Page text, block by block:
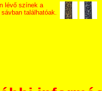
lévő színek a
sávban találhatóak.